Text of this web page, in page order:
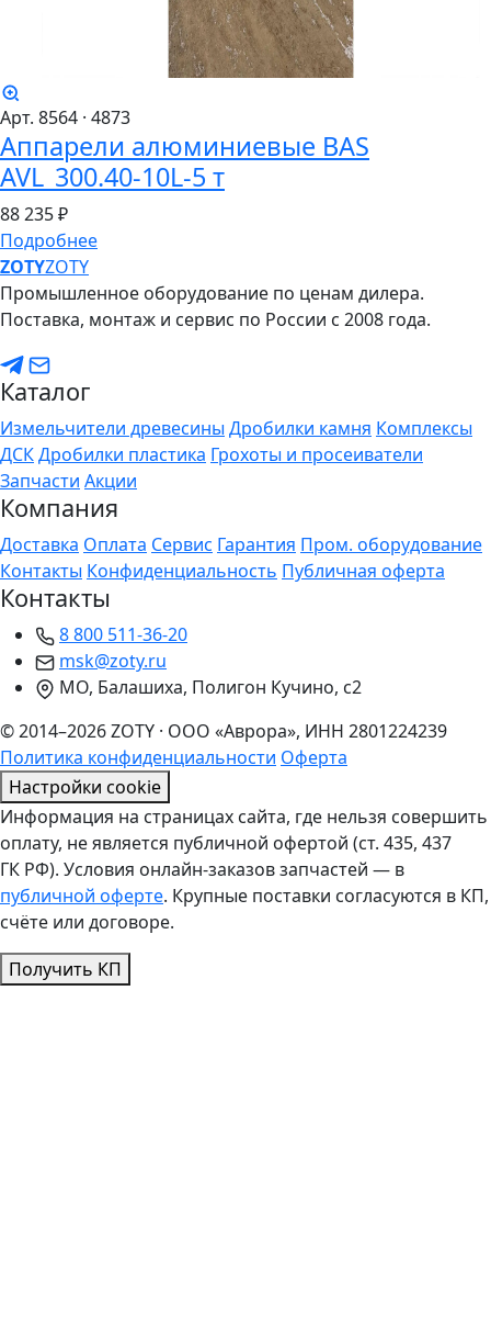
Арт. 8564 · 4873
Аппарели алюминиевые BAS
AVL_300.40-10L-5 т
88235 ₽
Подробнее
ZOTYZOTY
Промышленное оборудование по ценам дилера.
Поставка, монтаж и сервис по России с 2008 года.
Каталог
Измельчители древесины Дробилки камня Комплексы
ДСКДробилки пластика Грохоты и просеиватели
Запчасти Акции
Компания
Доставка Оплата Сервис Гарантия Пром. оборудование
Контакты Конфиденциальность Публичная оферта
Контакты
8 800 511-36-20
msk@zoty.ru
МО, Балашиха, Полигон Кучино, с2
© 2014–2026 ZOTY · ООО «Аврора», ИНН 2801224239
Политика конфиденциальности Оферта
Настройки cookie
Информация на страницах сайта, где нельзя совершить
оплату, не является публичной офертой (ст. 435, 437
ГК РФ). Условия онлайн-заказов запчастей — в
публичной оферте. Крупные поставки согласуются в КП,
счёте или договоре.
Получить КП